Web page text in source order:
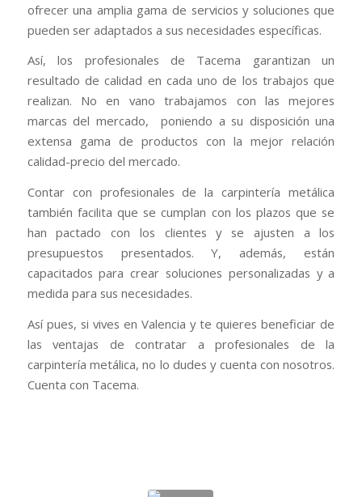
ofrecer una amplia gama de servicios y soluciones que
pueden ser adaptados a sus necesidades específicas.
Así, los profesionales de Tacema garantizan un
resultado de calidad en cada uno de los trabajos que
realizan. No en vano trabajamos con las mejores
marcas del mercado, poniendo a su disposición una
extensa gama de productos con la mejor relación
calidad-precio del mercado.
Contar con profesionales de la carpintería metálica
también facilita que se cumplan con los plazos que se
han pactado con los clientes y se ajusten a los
presupuestos presentados. Y, además, están
capacitados para crear soluciones personalizadas y a
medida para sus necesidades.
Así pues, si vives en Valencia y te quieres beneficiar de
las ventajas de contratar a profesionales de la
carpintería metálica, no lo dudes y cuenta con nosotros.
Cuenta con Tacema.